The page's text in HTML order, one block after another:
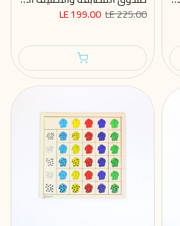
LE 225.00
LE 199.00